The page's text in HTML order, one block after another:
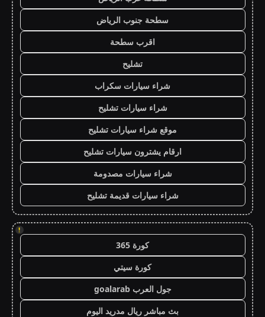
سطحة جنوب الرياض
اقرب سطحة
تشليح
شراء سيارات سكراب
شراء سيارات تشليح
موقع شراء سيارات تشليح
ارقام يشترون سيارات تشليح
شراء سيارات مصدومة
شراء سيارات قديمة تشليح
!
كورة 365
كورة سيتي
جول العرب goalarab
بث مباشر ريال مدريد اليوم